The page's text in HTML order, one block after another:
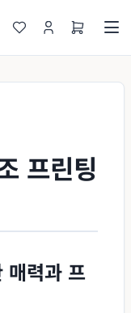
프린팅
매력과 프